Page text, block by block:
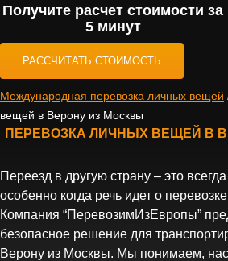
Получите расчет стоимости за
5 минут
РАССЧИТАТЬ СТОИМОСТЬ
Международная перевозка личных вещей
вещей в Верону из Москвы
ПЕРЕВОЗКА ЛИЧНЫХ ВЕЩЕЙ В
Переезд в другую страну – это
особенно когда речь идет о
Компания “ПеревозимИзЕвропы”
безопасное решение для
Верону из Москвы. Мы понимаем,